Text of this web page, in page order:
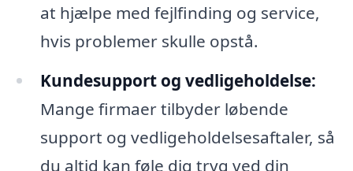
at hjælpe med fejlfinding og service,
hvis problemer skulle opstå.
Kundesupport og vedligeholdelse:
Mange firmaer tilbyder løbende
support og vedligeholdelsesaftaler, så
du altid kan føle dig tryg ved din